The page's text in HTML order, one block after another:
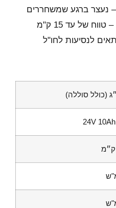
נעצר ברגע שמשחררים
של עד 15 ק"מ
לנסיעות לחו"ל